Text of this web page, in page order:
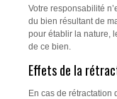
Votre responsabilité
du bien résultant de
pour établir la nature,
de ce bien.
Effets de la
En cas de rétractation